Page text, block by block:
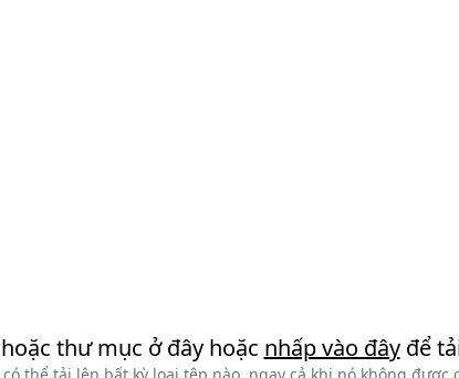
thư mục ở đây hoặc nhấp vào đâyđể